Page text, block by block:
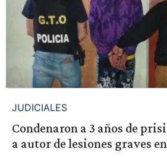
JUDICIALES
Condenaron a 3 años de
a autor de lesiones graves